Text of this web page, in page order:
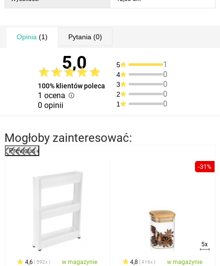
1x ociekacz do sztućców BELLA
1x tacka ociekająca
Parametry i specyfikacja:
wymiary: 16,6 x 11,6 x 12,53 cm
kolor: szary
materiał: plastik
Opinia (1) Pytania (0)
5,0
100% klientów poleca
1 ocena
0 opinii
5 1
4 0
3 0
2 0
1 0
Mogłoby zainteresować:
Previous
4,6 592x w magazynie
-31%
5x
4,8 416x w magazynie